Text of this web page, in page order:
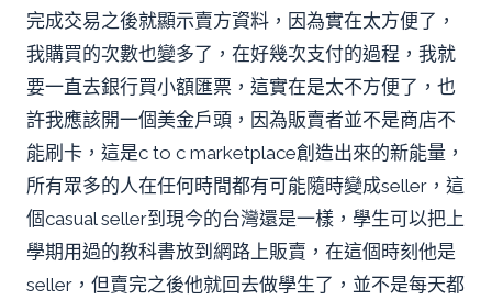
完成交易之後就顯示賣方資料，因為實在太方便了，
我購買的次數也變多了，在好幾次支付的過程，我就
要一直去銀行買小額匯票，這實在是太不方便了，也
許我應該開一個美金戶頭，因為販賣者並不是商店不
能刷卡，這是c to c marketplace創造出來的新能量，
所有眾多的人在任何時間都有可能隨時變成seller，這
個casual seller到現今的台灣還是一樣，學生可以把上
學期用過的教科書放到網路上販賣，在這個時刻他是
seller，但賣完之後他就回去做學生了，並不是每天都